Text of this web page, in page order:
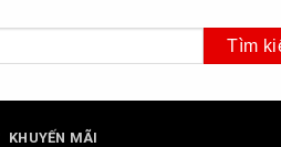
KHUYẾN MÃI